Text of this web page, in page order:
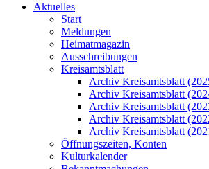
Aktuelles
Start
Meldungen
Heimatmagazin
Ausschreibungen
Kreisamtsblatt
Archiv Kreisamtsblatt
Archiv Kreisamtsblatt
Archiv Kreisamtsblatt
Archiv Kreisamtsblatt
Archiv Kreisamtsblatt
Öffnungszeiten, Konten
Kulturkalender